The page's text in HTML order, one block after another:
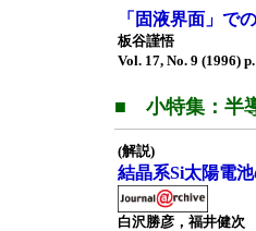
「固液界面」で
板谷謹悟
Vol. 17, No. 9 (1996)
■ 小特集：半
(解説)
結晶系Si太陽電
白沢勝彦，福井健次